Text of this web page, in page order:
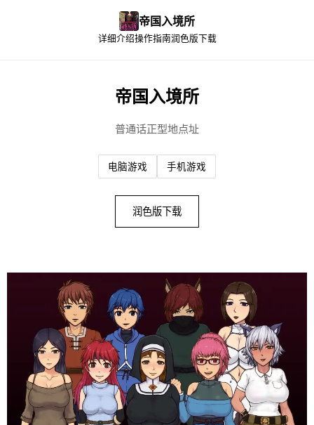
帝国入境所
详细介绍操作指南润色版下载
帝国入境所
普通话正型地点址
电脑游戏 手机游戏
润色版下载